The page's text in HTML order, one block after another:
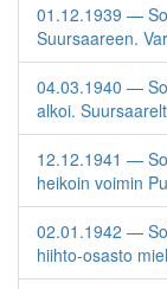
01.12.1939 —
Suursaareen.
04.03.1940 —
alkoi.
12.12.1941 —
heikoin voimin
02.01.1942 —
hiihto-osasto